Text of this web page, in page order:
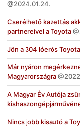
2024.01.24.
Cserélhető kazettás
partnereivel a Toyota
Jön a 304 lóerős
Már nyáron
Magyarországra
A Magyar Év Autója
Nincs jobb kisautó a